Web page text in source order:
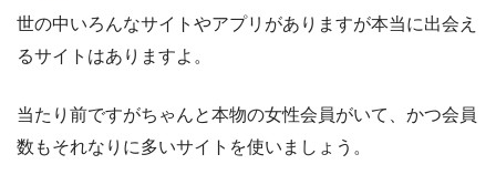
世の中いろんなサイトやアプリがありますが本当に出会え
るサイトはありますよ。
当たり前ですがちゃんと本物の女性会員がいて、かつ会員
数もそれなりに多いサイトを使いましょう。